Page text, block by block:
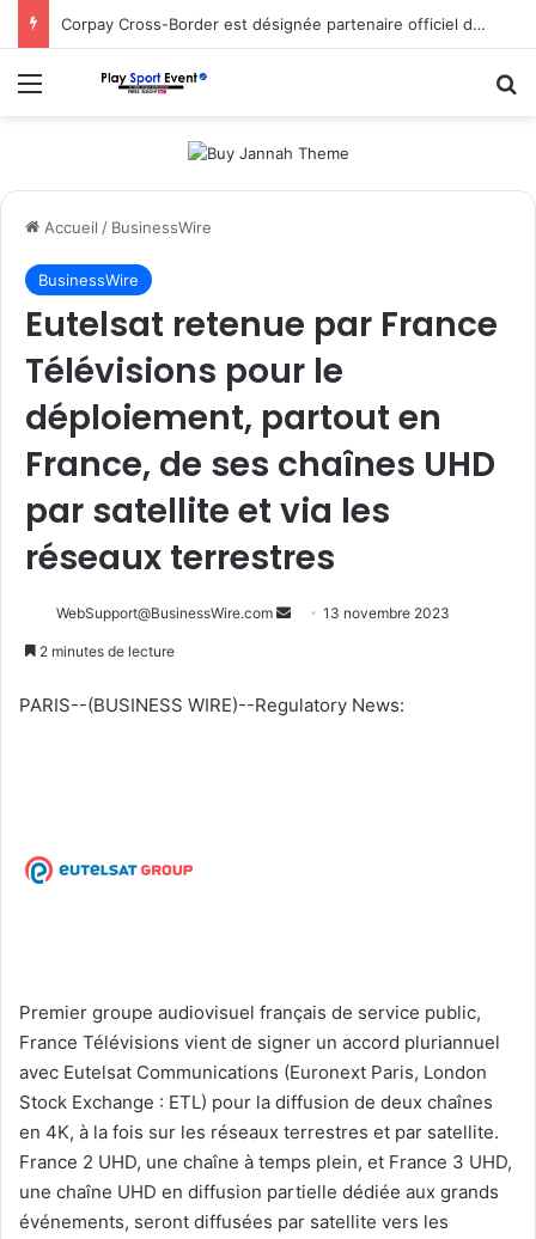
Corpay Cross-Border est désignée partenaire officiel de change d’Ultimate Sevens
Menu
Accueil / BusinessWire
BusinessWire
Eutelsat retenue par France
Télévisions pour le
déploiement, partout en
France, de ses chaînes UHD
par satellite et via les
réseaux terrestres
WebSupport@BusinessWire.com
Envoyer13 novembre 2023
2 minutes de lecture
PARIS--(BUSINESS WIRE)--Regulatory News:
Premier groupe audiovisuel français de service public,
France Télévisions vient de signer un accord pluriannuel
avec Eutelsat Communications (Euronext Paris, London
Stock Exchange : ETL) pour la diffusion de deux chaînes
en 4K, à la fois sur les réseaux terrestres et par satellite.
France 2 UHD, une chaîne à temps plein, et France 3 UHD,
une chaîne UHD en diffusion partielle dédiée aux grands
événements, seront diffusées par satellite vers les